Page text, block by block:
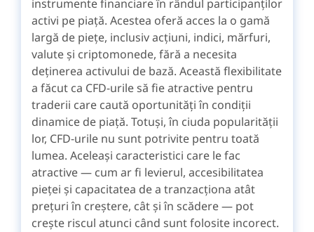
instrumente financiare în rândul participanților
activi pe piață. Acestea oferă acces la o gamă
largă de piețe, inclusiv acțiuni, indici, mărfuri,
valute și criptomonede, fără a necesita
deținerea activului de bază. Această flexibilitate
a făcut ca CFD-urile să fie atractive pentru
traderii care caută oportunități în condiții
dinamice de piață. Totuși, în ciuda popularității
lor, CFD-urile nu sunt potrivite pentru toată
lumea. Aceleași caracteristici care le fac
atractive — cum ar fi levierul, accesibilitatea
pieței și capacitatea de a tranzacționa atât
prețuri în creștere, cât și în scădere — pot
crește riscul atunci când sunt folosite incorect.